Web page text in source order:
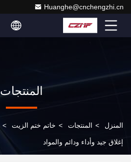
Huanghe@cnchengzhi.cn
المنتجات
المنزل > المنتجات > خاتم ختم الزيت >
إغلاق جيد وأداء ودائم والمواد